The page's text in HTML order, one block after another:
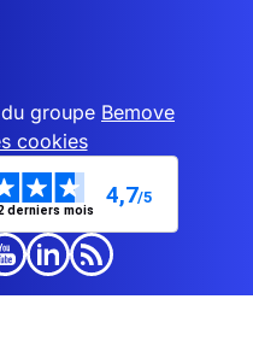
groupe Bemove
cookies
derniers mois
4,7/5